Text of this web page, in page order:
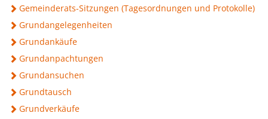
Daten und Fakten
Einkauf und Handel
Wohnstandort
Wirtschaftsservice
Job-Börse Herzogenburg
Gemeinderats-Sitzungen (Tagesordnungen und Protokolle)
Grundangelegenheiten
Grundankäufe
Grundanpachtungen
Grundansuchen
Grundtausch
Grundverkäufe